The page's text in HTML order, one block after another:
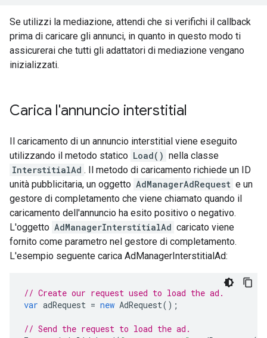
Se utilizzi la mediazione, attendi che si verifichi il callback
prima di caricare gli annunci, in quanto in questo modo ti
assicurerai che tutti gli adattatori di mediazione vengano
inizializzati.
Carica l'annuncio interstitial
Il caricamento di un annuncio interstitial viene eseguito
utilizzando il metodo statico Load() nella classe
InterstitialAd . Il metodo di caricamento richiede un ID
unità pubblicitaria, un oggetto AdManagerAdRequest e un
gestore di completamento che viene chiamato quando il
caricamento dell'annuncio ha esito positivo o negativo.
L'oggetto AdManagerInterstitialAd caricato viene
fornito come parametro nel gestore di completamento.
L'esempio seguente carica AdManagerInterstitialAd:
// Create our request used to load the ad.
var adRequest = new AdRequest();
// Send the request to load the ad.